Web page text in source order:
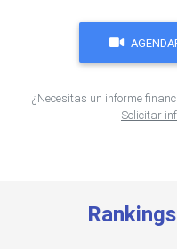
¿Necesitas un informe
Solicitar